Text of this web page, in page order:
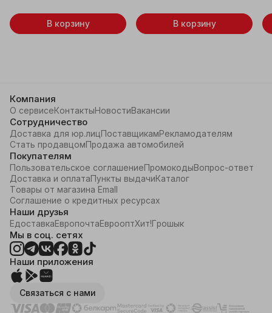
В корзину В корзину
Компания
О сервисеКонтактыНовостиВакансии
Сотрудничество
Доставка для юр.лицПоставщикамРекламодателям
Стать продавцомПродажа автомобилей
Покупателям
Пользовательское соглашениеПромокодыВопрос-ответ
Доставка и оплатаПункты выдачиКаталог
Товары от магазина Emall
Соглашение о кредитных ресурсах
Наши друзья
ЕдоставкаЕвропочтаЕврооптХит!Грошык
Мы в соц. сетях
Наши приложения
Связаться с нами